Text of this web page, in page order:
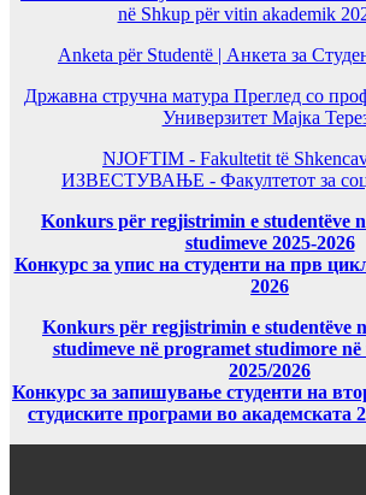
në Shkup për vitin akademik
Anketa për Studentë | Анкета за
Државна стручна матура Преглед со
Универзитет Мајка
NJOFTIM - Fakultetit të
ИЗВЕСТУВАЊЕ - Факултетот за
Konkurs për regjistrimin e studentëve
studimeve 2025-2026
Конкурс за упис на студенти на прв
2026
Konkurs për regjistrimin e studentëve
studimeve në programet studimore
2025/2026
Конкурс за запишување студенти на
студиските програми во академската